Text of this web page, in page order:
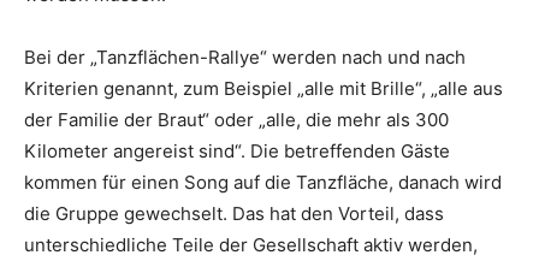
Bei der „Tanzflächen-Rallye“ werden nach und nach
Kriterien genannt, zum Beispiel „alle mit Brille“, „alle aus
der Familie der Braut“ oder „alle, die mehr als 300
Kilometer angereist sind“. Die betreffenden Gäste
kommen für einen Song auf die Tanzfläche, danach wird
die Gruppe gewechselt. Das hat den Vorteil, dass
unterschiedliche Teile der Gesellschaft aktiv werden,